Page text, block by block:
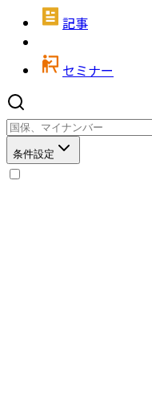
記事
セミナー
条件設定